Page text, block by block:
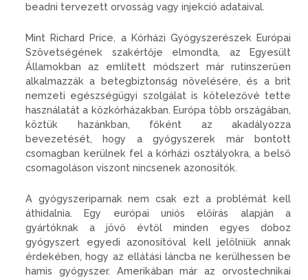
beadni tervezett orvosság vagy injekció adataival.
Mint Richard Price, a Kórházi Gyógy­sze­részek Európai
Szövetségének szakértője elmondta, az Egyesült
Államokban az említett módszert már rutinszerűen
alkalmazzák a betegbiztonság növelésére, és a brit
nemzeti egészségügyi szolgálat is kötelezővé tette
használatát a közkórházakban. Európa több országában,
köztük hazánkban, főként az akadályozza
bevezetését, hogy a gyógyszerek már bontott
csomagban kerülnek fel a kórházi osztályokra, a belső
csomagoláson viszont nincsenek azonosítók.
A gyógyszeriparnak nem csak ezt a problémát kell
áthidalnia. Egy európai uniós előírás alapján a
gyártóknak a jövő évtől minden egyes doboz
gyógyszert egyedi azonosítóval kell jelölniük annak
érdekében, hogy az ellátási láncba ne kerülhessen be
hamis gyógyszer. Amerikában már az orvostechnikai